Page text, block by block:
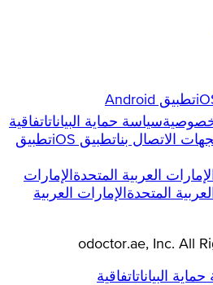
تطبيق Android
سياسة حماية البياناتاتفاقية
الاتصال بناتطبيق iOS
تطبيق
العربية المتحدةالإمارات
المتحدةالإمارات العربية
odoctor.ae, Inc. All
البياناتاتفاقية